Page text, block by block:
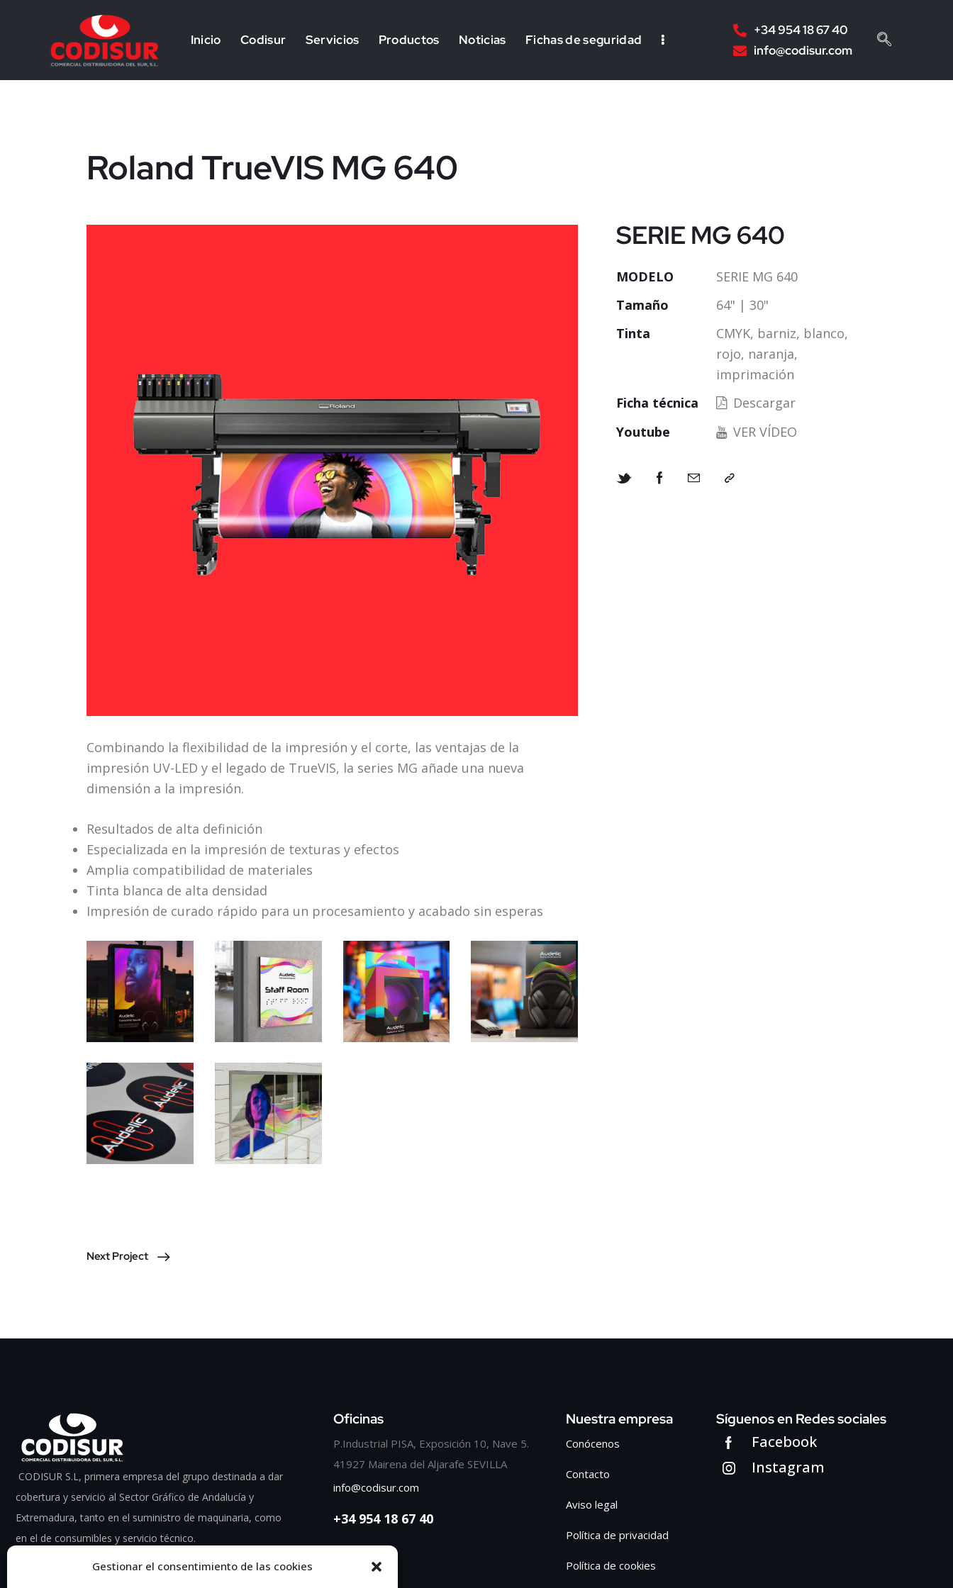
Gestionar el consentimiento de las cookies
Inicio Codisur Servicios Productos Noticias Fichas de seguridad
+34 954 18 67 40
info@codisur.com
Roland TrueVIS MG 640
Combinando la flexibilidad de la impresión y el corte, las ventajas de la
impresión UV-LED y el legado de TrueVIS, la series MG añade una nueva
dimensión a la impresión.
Resultados de alta definición
Especializada en la impresión de texturas y efectos
Amplia compatibilidad de materiales
Tinta blanca de alta densidad
Impresión de curado rápido para un procesamiento y acabado sin esperas
SERIE MG 640
MODELO
SERIE MG 640
Tamaño
64" | 30"
Tinta
CMYK, barniz, blanco,
rojo, naranja,
imprimación
Ficha técnica
Descargar
Youtube
VER VÍDEO
Next Project
CODISUR S.L, primera empresa del grupo destinada a dar
cobertura y servicio al Sector Gráfico de Andalucía y
Extremadura, tanto en el suministro de maquinaria, como
en el de consumibles y servicio técnico.
Oficinas
P.Industrial PISA, Exposición 10, Nave 5.
41927 Mairena del Aljarafe SEVILLA
info@codisur.com
+34 954 18 67 40
Nuestra empresa
Conócenos
Contacto
Aviso legal
Política de privacidad
Política de cookies
Síguenos en Redes sociales
Facebook
Instagram